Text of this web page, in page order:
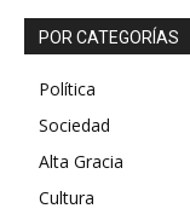
POR CATEGORÍAS
Política
Sociedad
Alta Gracia
Cultura